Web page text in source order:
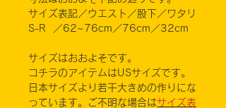
サイズ表記／ウエスト／股下／ワタリ
S-R ／62~76cm／76cm／32cm
サイズはおおよそです。
コチラのアイテムはUSサイズです。
日本サイズより若干大きめの作りにな
っています。ご不明な場合はサイズ表